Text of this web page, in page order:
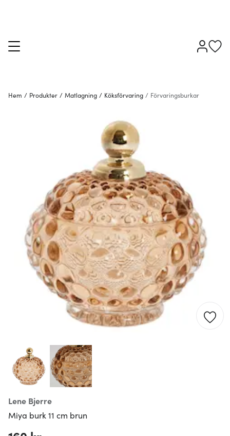
Hem / Produkter / Matlagning / Köksförvaring / Förvaringsburkar
Lene Bjerre
Miya burk 11 cm brun